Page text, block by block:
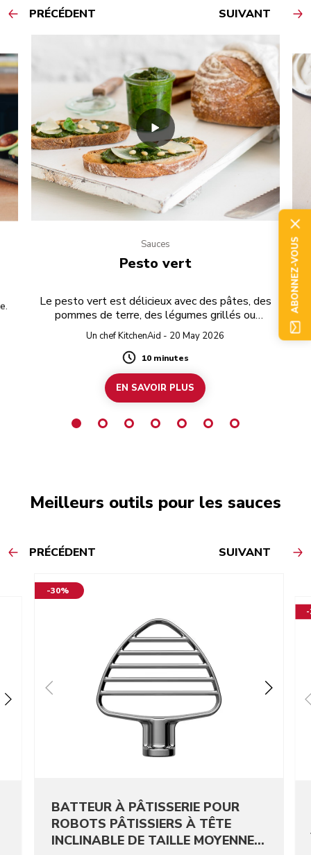
PRÉCÉDENT SUIVANT
Sauces
Pesto vert
Le pesto vert est délicieux avec des pâtes, des
pommes de terre, des légumes grillés ou
simplement tartiné sur du pain grillé.
Un chef KitchenAid - 20 May 2026
Duration
10 minutes
EN SAVOIR PLUS
Meilleurs outils pour les sauces
PRÉCÉDENT SUIVANT
-30%
BATTEUR À PÂTISSERIE POUR
ROBOTS PÂTISSIERS À TÊTE
INCLINABLE DE TAILLE MOYENNE -
-
ABONNEZ-VOUS